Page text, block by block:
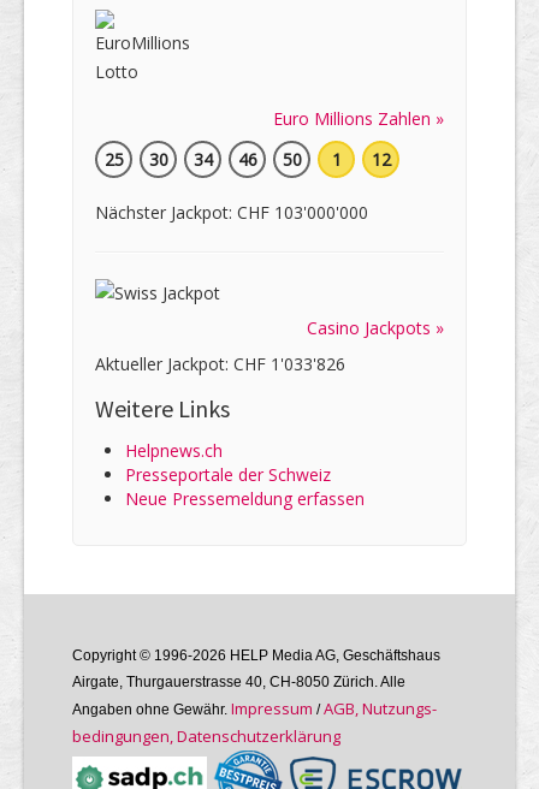
Euro Millions Zahlen »
25
30 34 46 50 1 12
Nächster Jackpot: CHF 103'000'000
Casino Jackpots »
Aktueller Jackpot: CHF 1'033'826
Weitere Links
Helpnews.ch
Presseportale der Schweiz
Neue Pressemeldung erfassen
Copyright © 1996-2026 HELP Media AG, Geschäftshaus
Airgate, Thurgauer­strasse 40, CH-8050 Zürich. Alle
Angaben ohne Gewähr. Im­pres­sum /AGB, Nutzungs­
bedin­gungen, Daten­schutz­er­klärung